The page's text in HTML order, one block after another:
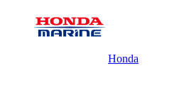
Honda